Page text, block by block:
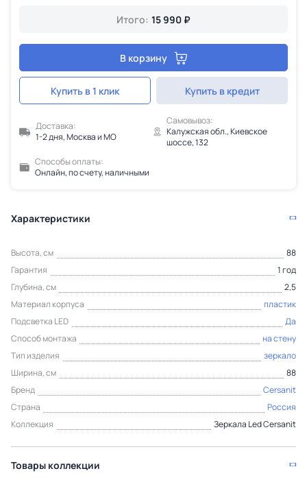
Итого: 15 990 ₽
В корзину
Купить в 1 клик Купить в кредит
Доставка:
1-2 дня, Москва и МО
Самовывоз:
Калужская обл., Киевское
шоссе, 132
Способы оплаты:
Онлайн, по счету, наличными
Характеристики
Высота, см
88
Гарантия
1 год
Глубина, см
2,5
Материал корпуса
пластик
Подсветка LED
Да
Способ монтажа
на стену
Тип изделия
зеркало
Ширина, см
88
Бренд
Cersanit
Страна
Россия
Коллекция
Зеркала Led Cersanit
Товары коллекции